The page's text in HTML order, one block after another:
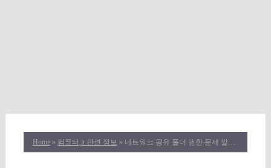
Home » 컴퓨터,it 관련 정보 » 네트워크 공유 폴더 권한 문제 깔끔히 해결하는 법